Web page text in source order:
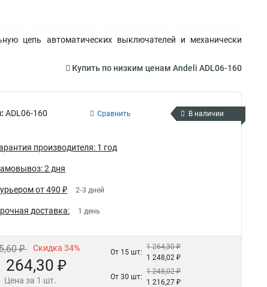
цепь автоматических выключателей и механически
Купить по низким ценам Andeli ADL06-160
ADL06-160 Сравнить В наличии
производителя: 1 год
2 дня
от 490 ₽ 2-3 дней
доставка: 1 день
₽ Скидка 34%
264,30 ₽
Цена за 1 шт.
От 15 шт:
1 264,30 ₽
1 248,02 ₽
От 30 шт:
1 248,02 ₽
1 216,27 ₽